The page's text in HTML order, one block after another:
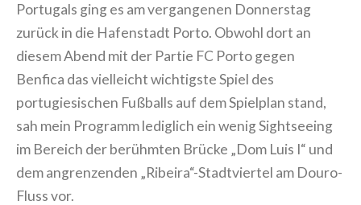
Portugals ging es am vergangenen Donnerstag
zurück in die Hafenstadt Porto. Obwohl dort an
diesem Abend mit der Partie FC Porto gegen
Benfica das vielleicht wichtigste Spiel des
portugiesischen Fußballs auf dem Spielplan stand,
sah mein Programm lediglich ein wenig Sightseeing
im Bereich der berühmten Brücke „Dom Luis I“ und
dem angrenzenden „Ribeira“-Stadtviertel am Douro-
Fluss vor.